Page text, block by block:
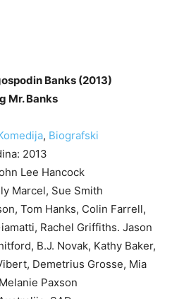
Banks (2013)
Mr. Banks
, Biografski
2013
Lee Hancock
Marcel, Sue Smith
Tom Hanks, Colin Farrell,
Rachel Griffiths. Jason
B.J. Novak, Kathy Baker,
Demetrius Grosse, Mia
Paxson